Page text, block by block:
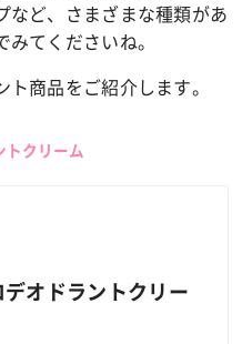
など、さまざまな種類があ
てくださいね。
商品をご紹介します。
トクリーム
オドラントクリー